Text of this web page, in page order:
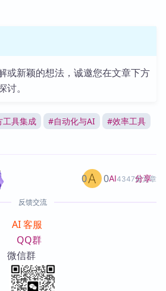
或新颖的想法，诚邀您在文章下方
。
工具集成 #自动化与AI #效率工具
AI4347篇文章
0 0 分享
反馈交流
AI 客服
QQ群
微信群